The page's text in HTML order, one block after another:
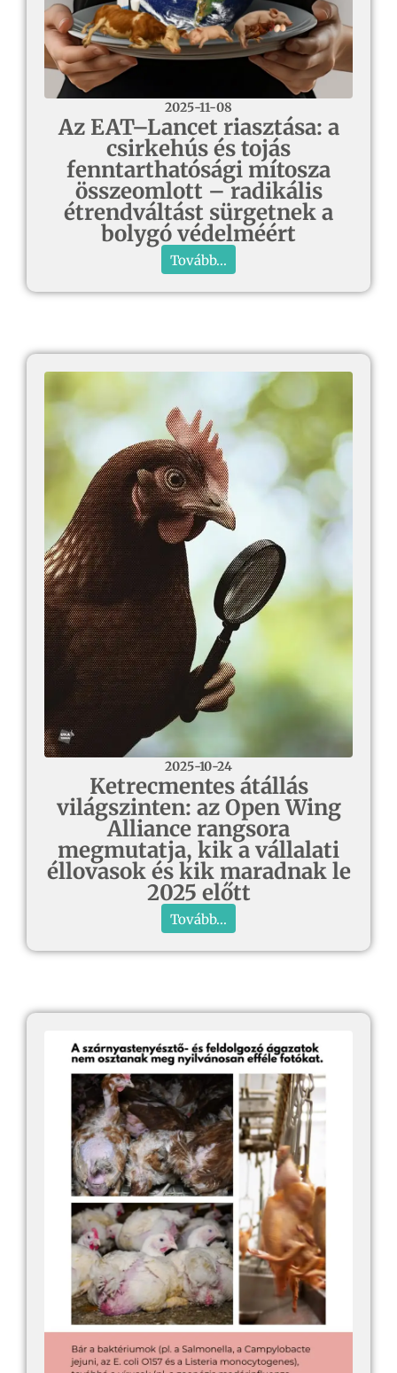
2025-11-08
Az EAT–Lancet riasztása: a
csirkehús és tojás
fenntarthatósági mítosza
összeomlott – radikális
étrendváltást sürgetnek a
bolygó védelméért
Tovább...
2025-10-24
Ketrecmentes átállás
világszinten: az Open Wing
Alliance rangsora
megmutatja, kik a vállalati
éllovasok és kik maradnak le
2025 előtt
Tovább...